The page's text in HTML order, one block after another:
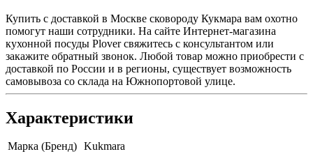
Купить с доставкой в Москве сковороду Кукмара вам охотно
помогут наши сотрудники. На сайте Интернет-магазина
кухонной посуды Plover свяжитесь с консультантом или
закажите обратный звонок. Любой товар можно приобрести с
доставкой по России и в регионы, существует возможность
самовывоза со склада на Южнопортовой улице.
Характеристики
Марка (Бренд) Kukmara